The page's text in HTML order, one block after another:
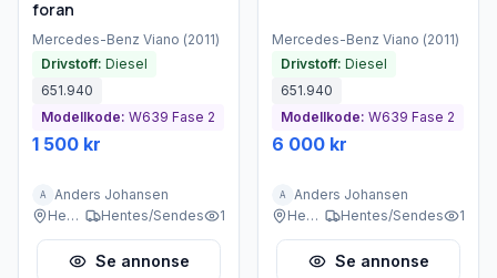
foran
Mercedes-Benz Viano (2011)
Drivstoff: Diesel
651.940
Modellkode: W639 Fase 2
1 500 kr
A
Anders Johansen
Heggedal
Hentes/Sendes 1
Se annonse
Mercedes-Benz Viano (2011)
Drivstoff: Diesel
651.940
Modellkode: W639 Fase 2
6 000 kr
A
Anders Johansen
Heggedal
Hentes/Sendes 1
Se annonse